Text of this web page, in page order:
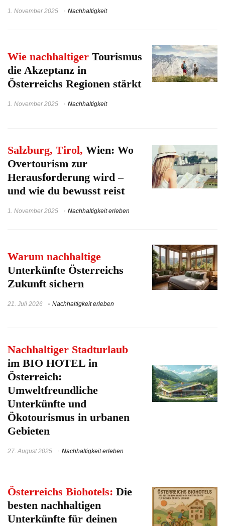
1. November 2025 Nachhaltigkeit
Wie nachhaltiger Tourismus
die Akzeptanz in
Österreichs Regionen stärkt
1. November 2025 Nachhaltigkeit
Salzburg, Tirol, Wien: Wo
Overtourism zur
Herausforderung wird –
und wie du bewusst reist
1. November 2025 Nachhaltigkeit erleben
Warum nachhaltige
Unterkünfte Österreichs
Zukunft sichern
21. Juli 2026 Nachhaltigkeit erleben
Nachhaltiger Stadturlaub
im BIO HOTEL in
Österreich:
Umweltfreundliche
Unterkünfte und
Ökotourismus in urbanen
Gebieten
27. August 2025 Nachhaltigkeit erleben
Österreichs Biohotels: Die
besten nachhaltigen
Unterkünfte für deinen